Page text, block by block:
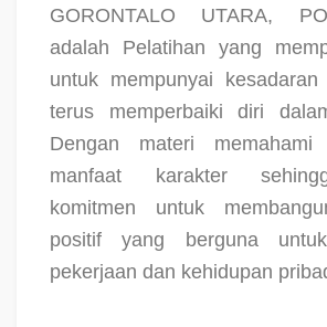
GORONTALO UTARA,
adalah Pelatihan yang
untuk mempunyai
terus memperbaiki diri
Dengan materi
manfaat karakter
komitmen untuk
positif yang berguna
pekerjaan dan kehidupan